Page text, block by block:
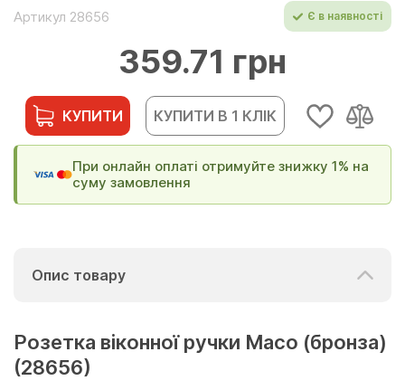
Артикул 28656 Є в наявності
359.71 грн
КУПИТИ КУПИТИ В 1 КЛІК
При онлайн оплаті отримуйте знижку 1% на
суму замовлення
Опис товару
Розетка віконної ручки Масо (бронза)
(28656)